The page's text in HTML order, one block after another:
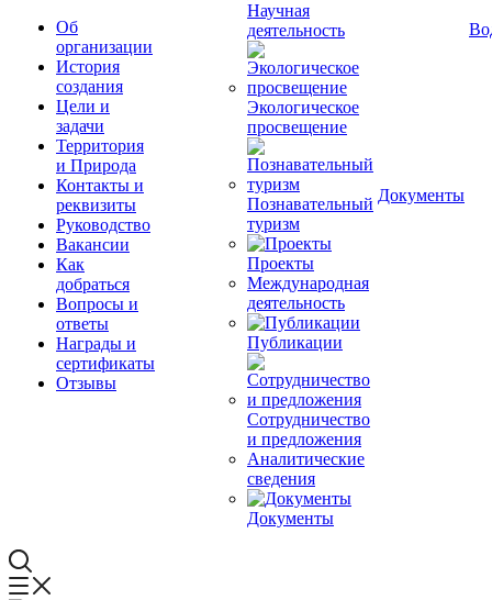
Об
организации
История
создания
Цели и
задачи
Территория
и Природа
Контакты и
реквизиты
Руководство
Вакансии
Как
добраться
Вопросы и
ответы
Награды и
сертификаты
Отзывы
Научная
деятельность
Экологическое
просвещение
Познавательный
туризм
Проекты
Международная
деятельность
Публикации
Сотрудничество
и предложения
Аналитические
сведения
Документы
Документы